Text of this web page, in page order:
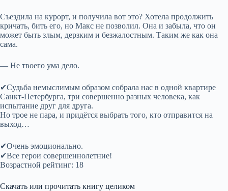
Съездила на курорт, и получила вот это? Хотела продолжить
кричать, бить его, но Макс не позволил. Она и забыла, что он
может быть злым, дерзким и безжалостным. Таким же как она
сама.
— Не твоего ума дело.
✔Судьба немыслимым образом собрала нас в одной квартире
Санкт-Петербурга, три совершенно разных человека, как
испытание друг для друга.
Но трое не пара, и придётся выбрать того, кто отправится на
выход…
✔Очень эмоционально.
✔Все герои совершеннолетние!
Возрастной рейтинг: 18
Скачать или прочитать книгу целиком